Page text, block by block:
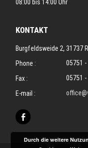
08:00 bis 14:00 Uhr
KONTAKT
Burgfeldsweide 2, 31737
Phone :
05751 -
Fax :
05751 -
E-mail :
Durch die weitere